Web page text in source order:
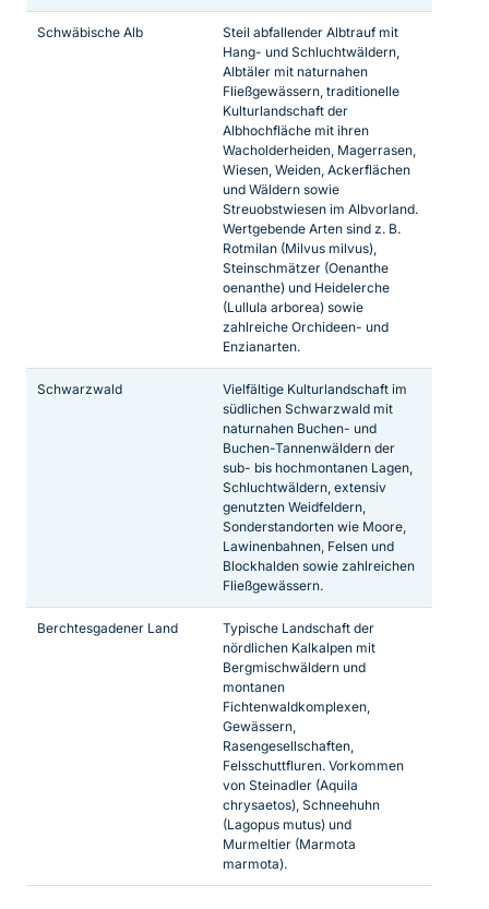
Schwäbische Alb
Steil abfallender Albtrauf mit
Hang- und Schluchtwäldern,
Albtäler mit naturnahen
Fließgewässern, traditionelle
Kulturlandschaft der
Albhochfläche mit ihren
Wacholderheiden, Magerrasen,
Wiesen, Weiden, Ackerflächen
und Wäldern sowie
Streuobstwiesen im Albvorland.
Wertgebende Arten sind z. B.
Rotmilan (Milvus milvus),
Steinschmätzer (Oenanthe
oenanthe) und Heidelerche
(Lullula arborea) sowie
zahlreiche Orchideen- und
Enzianarten.
Schwarzwald
Vielfältige Kulturlandschaft im
südlichen Schwarzwald mit
naturnahen Buchen- und
Buchen-Tannenwäldern der
sub- bis hochmontanen Lagen,
Schluchtwäldern, extensiv
genutzten Weidfeldern,
Sonderstandorten wie Moore,
Lawinenbahnen, Felsen und
Blockhalden sowie zahlreichen
Fließgewässern.
Berchtesgadener Land
Typische Landschaft der
nördlichen Kalkalpen mit
Bergmischwäldern und
montanen
Fichtenwaldkomplexen,
Gewässern,
Rasengesellschaften,
Felsschuttfluren. Vorkommen
von Steinadler (Aquila
chrysaetos), Schneehuhn
(Lagopus mutus) und
Murmeltier (Marmota
marmota).